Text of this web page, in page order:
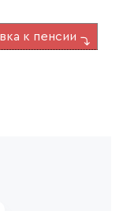
к пенсии